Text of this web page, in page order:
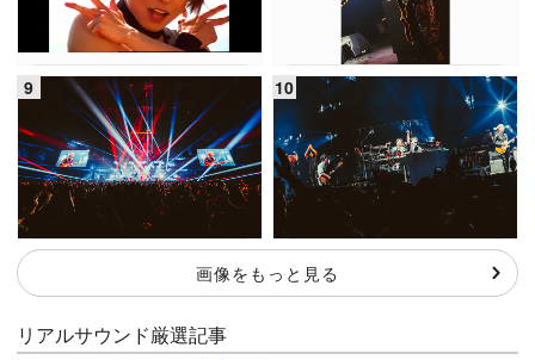
画像をもっと見る
リアルサウンド厳選記事